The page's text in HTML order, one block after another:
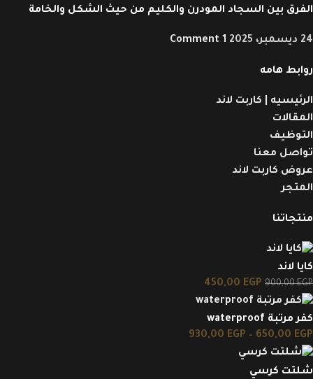
الفرق بين السجاد المودرن والكليم من حيث الشكل والخامة
24 ديسمبر، 2025 1 Comment
روابط هامه
الرئيسيه | كاربت لاند
المقالات
التوظيف
تواصل معنا
عروض كاربت لاند
المتجر
منتجاتنا
كايا لاند
900,00EGP
450,00 EGP
كفر مرتبة waterproof
650,00 EGP
–
930,00 EGP
شلتت كرسي